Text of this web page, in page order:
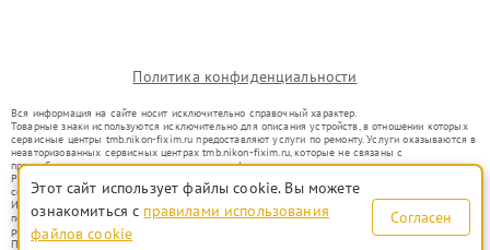
Политика конфиденциальности
Вся информация на сайте носит исключительно справочный характер.
Товарные знаки используются исключительно для описания устройств, в отношении которых
сервисные центры tmb.nikon-fixim.ru предоставляют услуги по ремонту. Услуги оказываются в
неавторизованных сервисных центрах tmb.nikon-fixim.ru, которые не связаны с
правообладателями товарных знаков или их официальными представителями.
Ремонт осуществляется для устройств, уже введенных в гражданский оборот в соответствии
со статьей 1487 ГК РФ.
Использование товарных знаков не преследует цели индивидуализации услуг или введения
потребителей в заблуждение, а служит для информирования о предоставляемых услугах по
ремонту техники указанных брендов.
Представленная на сайте информация не является публичной офертой, определяемой
Этот сайт использует файлы cookie. Вы можете
ознакомиться с правилами использования
файлов cookie
Согласен